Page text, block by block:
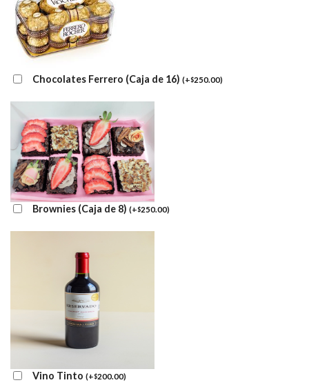
Chocolates Ferrero (Caja de 16) (+$250.00)
Brownies (Caja de 8) (+$250.00)
Vino Tinto (+$200.00)